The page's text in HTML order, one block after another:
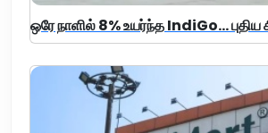
ஒரே நாளில் 8% உயர்ந்த IndiGo...